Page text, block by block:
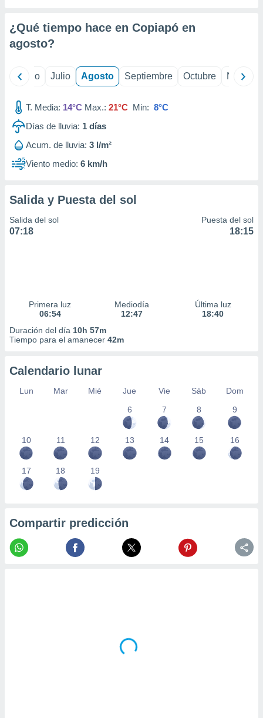
e
mediante
publicidad
publicidad
de
1199
¿Qué tiempo hace en Copiapó en
agosto?
Junio Julio Agosto Septiembre Octubre
T. Media: 14°C Max.: 21°C Min: 8°C
Días de lluvia: 1 días
Acum. de lluvia: 3 l/m²
Viento medio: 6 km/h
Salida y Puesta del sol
Salida del sol
07:18
Puesta del sol
18:15
Primera luz
06:54
Mediodía
12:47
Última luz
18:40
Duración del día 10h 57m
Tiempo para el amanecer 42m
Calendario lunar
Lun Mar Mié Jue Vie Sáb
Dom
6
7 8 9
10 11 12 13 14 15 16
17 18 19
Compartir predicción